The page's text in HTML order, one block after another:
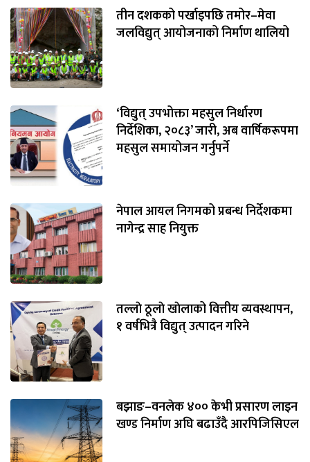
तीन दशकको पर्खाइपछि तमोर–मेवा
जलविद्युत् आयोजनाको निर्माण थालियो
‘विद्युत् उपभोक्ता महसुल निर्धारण
निर्देशिका, २०८३’ जारी, अब वार्षिकरूपमा
महसुल समायोजन गर्नुपर्ने
नेपाल आयल निगमको प्रबन्ध निर्देशकमा
नागेन्द्र साह नियुक्त
तल्लाे ठूलाे खाेलाको वित्तीय व्यवस्थापन,
१ वर्षभित्रै विद्युत् उत्पादन गरिने
बझाङ–वनलेक ४०० केभी प्रसारण लाइन
खण्ड निर्माण अघि बढाउँदै आरपिजिसिएल